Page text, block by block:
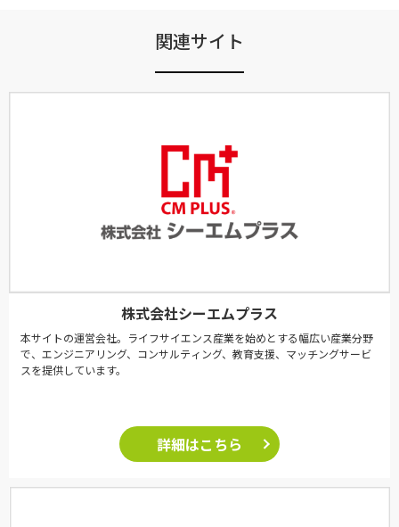
関連サイト
株式会社シーエムプラス
本サイトの運営会社。ライフサイエンス産業を始めとする幅広い産業分野
で、エンジニアリング、コンサルティング、教育支援、マッチングサービ
スを提供しています。
詳細はこちら